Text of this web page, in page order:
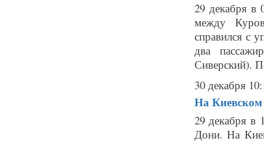
29 декабря в
между
справился с
два
Сиверский).
30 декабря
На Киевском
29 декабря в
Дони. На